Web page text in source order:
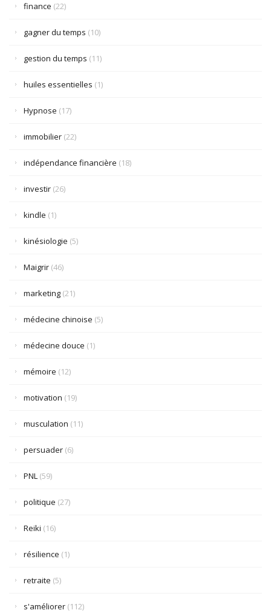
finance (22)
gagner du temps (10)
gestion du temps (11)
huiles essentielles (1)
Hypnose (17)
immobilier (22)
indépendance financière (18)
investir (26)
kindle (1)
kinésiologie (5)
Maigrir (46)
marketing (21)
médecine chinoise (5)
médecine douce (1)
mémoire (12)
motivation (19)
musculation (11)
persuader (6)
PNL (59)
politique (27)
Reiki (16)
résilience (1)
retraite (5)
s'améliorer (112)